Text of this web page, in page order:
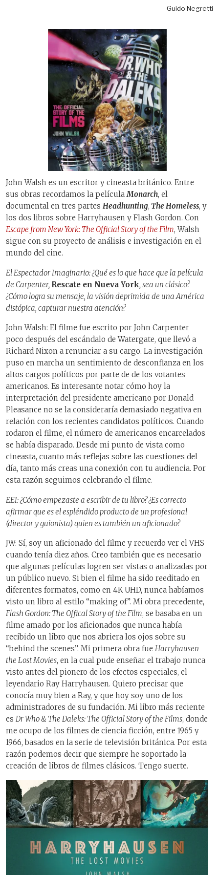
Guido Negretti
John Walsh es un escritor y cineasta británico. Entre
sus obras recordamos la películaMonarch, el
documental en tres partes Headhunting, The Homeless, y
los dos libros sobre Harryhausen y Flash Gordon. Con
Escape from New York: The Official Story of the Film, Walsh
sigue con su proyecto de análisis e investigación en el
mundo del cine.
El Espectador Imaginario: ¿Qué es lo que hace que la película
de Carpenter, Rescate en Nueva York, sea un clásico?
¿Cómo logra su mensaje, la visión deprimida de una América
distópica, capturar nuestra atención?
John Walsh: El filme fue escrito por John Carpenter
poco después del escándalo de Watergate, que llevó a
Richard Nixon a renunciar a su cargo. La investigación
puso en marcha un sentimiento de desconfianza en los
altos cargos políticos por parte de de los votantes
americanos. Es interesante notar cómo hoy la
interpretación del presidente americano por Donald
Pleasance no se la consideraría demasiado negativa en
relación con los recientes candidatos políticos. Cuando
rodaron el filme, el número de americanos encarcelados
se había disparado. Desde mi punto de vista como
cineasta, cuanto más reflejas sobre las cuestiones del
día, tanto más creas una conexión con tu audiencia. Por
esta razón seguimos celebrando el filme.
EEI: ¿Cómo empezaste a escribir de tu libro? ¿Es correcto
afirmar que es el espléndido producto de un profesional
(director y guionista) quien es también un aficionado?
JW: Sí, soy un aficionado del filme y recuerdo ver el VHS
cuando tenía diez años. Creo también que es necesario
que algunas películas logren ser vistas o analizadas por
un público nuevo. Si bien el filme ha sido reeditado en
diferentes formatos, como en 4K UHD, nunca habíamos
visto un libro al estilo “making of”. Mi obra precedente,
Flash Gordon: The Offical Story of the Film, se basaba en un
filme amado por los aficionados que nunca había
recibido un libro que nos abriera los ojos sobre su
“behind the scenes”. Mi primera obra fue Harryhausen
the Lost Movies, en la cual pude enseñar el trabajo nunca
visto antes del pionero de los efectos especiales, el
leyendario Ray Harryhausen. Quiero precisar que
conocía muy bien a Ray, y que hoy soy uno de los
administradores de su fundación. Mi libro más reciente
es Dr Who & The Daleks: The Official Story of the Films, donde
me ocupo de los filmes de ciencia ficción, entre 1965 y
1966, basados en la serie de televisión británica. Por esta
razón podemos decir que siempre he soportado la
creación de libros de filmes clásicos. Tengo suerte.